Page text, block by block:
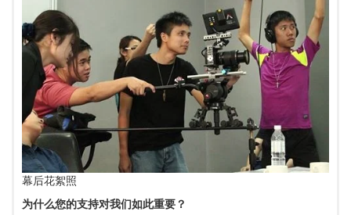
幕后花絮照
为什么您的支持对我们如此重要？